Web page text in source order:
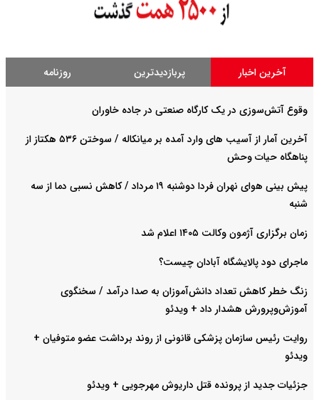
آخرین اخبار پربازدیدترین روزنامه
وقوع آتش‌سوزی در یک کارگاه صنعتی در جاده خاوران
آخرین آمار از آسیب های وارد آمده بر میانکاله / سوختن ۵۳۶ هکتاز از
پناهگاه حیات وحش
پیش بینی هوای نهران فردا دوشنبه ۱۹ مرداد / کاهش نسبی دما از سه
شنبه
زمان برگزاری آژمون وکالت ۱۴۰۵ اعلام شد
ماجرای دود پالایشگاه آبادان چیست؟
زنگ خطر کاهش تعداد دانش‌آموزان به صدا درآمد / سخنگوی
آموزش‌وپرورش هشدار داد +‌ ویدئو
روایت رئیس سازمان پزشکی قانونی از روند برداشت عضو متوفیان +
ویدئو
جزئیات جدید از پرونده قتل داریوش مهرجویی + ویدئو